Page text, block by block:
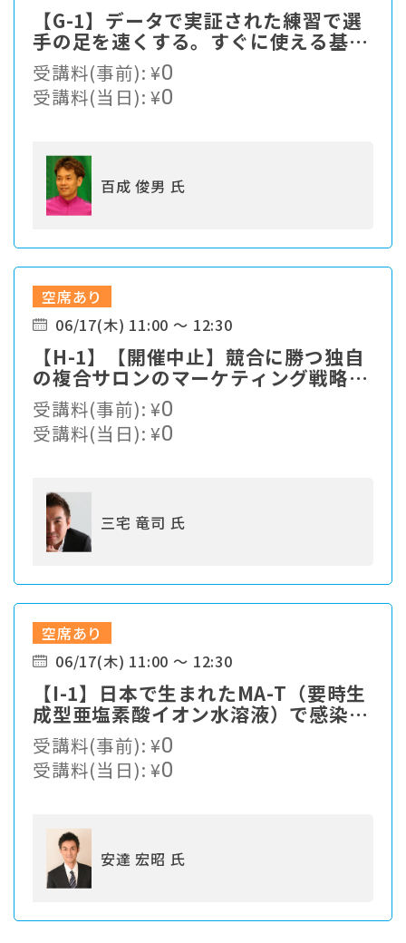
【G-1】データで実証された練習で選
手の足を速くする。すぐに使える基本
をお伝えします。
受講料(事前):¥0
受講料(当日):¥0
百成 俊男 氏
空席あり
06/17(木) 11:00 ～ 12:30
【H-1】【開催中止】競合に勝つ独自
の複合サロンのマーケティング戦略と
は？
受講料(事前):¥0
受講料(当日):¥0
三宅 竜司 氏
空席あり
06/17(木) 11:00 ～ 12:30
【I-1】⽇本で⽣まれたMA-T（要時⽣
成型亜塩素酸イオン⽔溶液）で感染症
対策
受講料(事前):¥0
受講料(当日):¥0
安達 宏昭 氏